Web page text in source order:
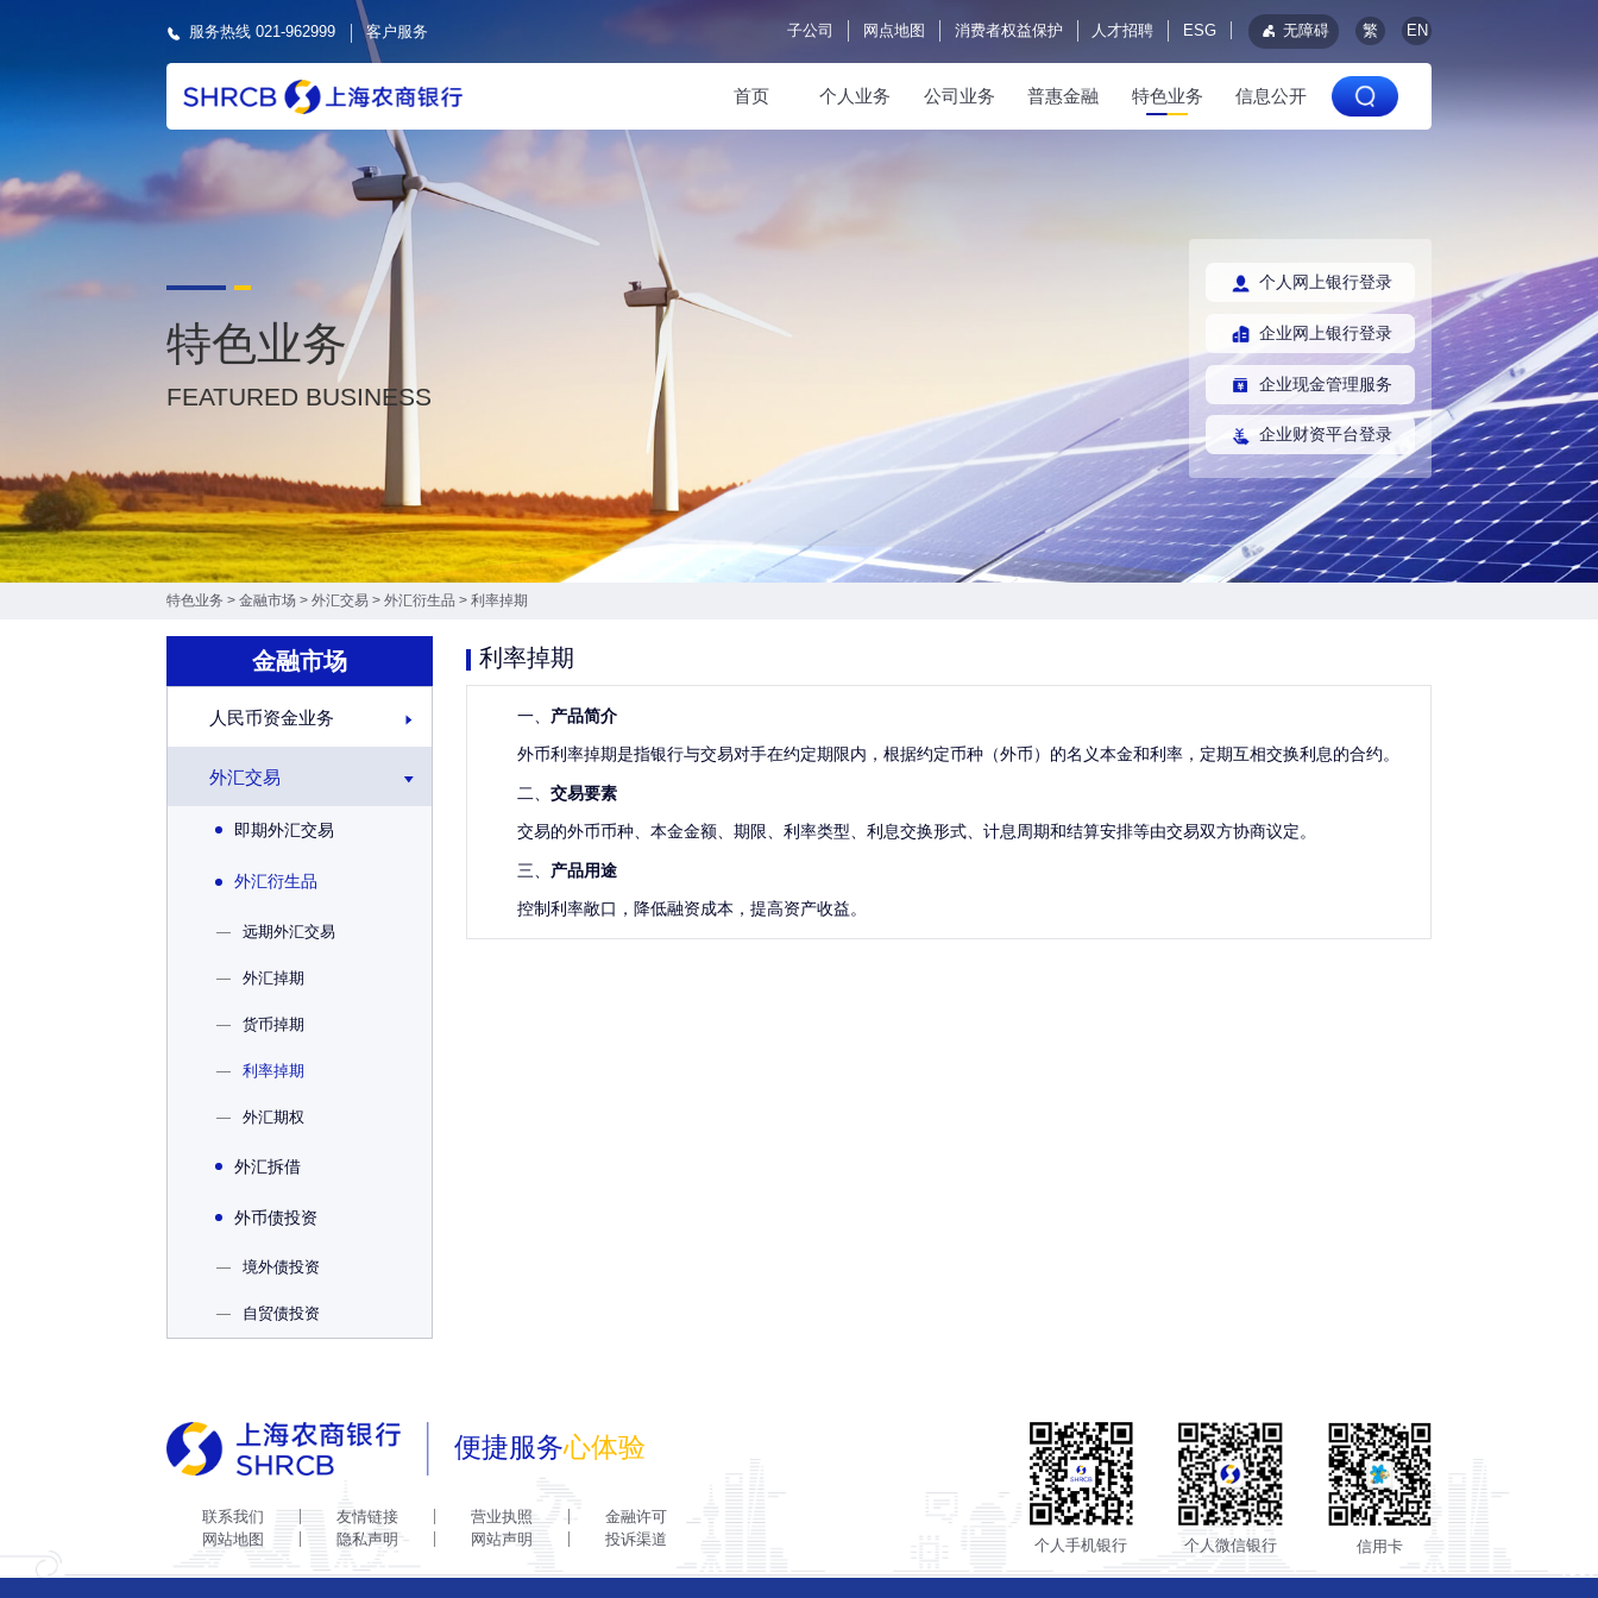
服务热线 021-962999 客户服务 子公司 网点地图 消费者权益保护 人才招聘 ESG 无障碍 繁 EN
个人网上银行登录
企业网上银行登录
企业现金管理服务
企业财资平台登录
首页 个人业务 公司业务 普惠金融 特色业务 信息公开
特色业务
FEATURED BUSINESS
特色业务 > 金融市场 > 外汇交易 > 外汇衍生品 > 利率掉期
金融市场
人民币资金业务
外汇交易
即期外汇交易
外汇衍生品
— 远期外汇交易
— 外汇掉期
— 货币掉期
— 利率掉期
— 外汇期权
外汇拆借
外币债投资
— 境外债投资
— 自贸债投资
利率掉期
一、 产品简介
外币利率掉期是指银行与交易对手在约定期限内，根据约定币种（外币）的名义本金和利率，定期互相交换利息的合约。
二、 交易要素
交易的外币币种、本金金额、期限、利率类型、利息交换形式、计息周期和结算安排等由交易双方协商议定。
三、 产品用途
控制利率敞口，降低融资成本，提高资产收益。
便捷服务心体验
联系我们 友情链接 营业执照
金融许可
网站地图
隐私声明 网站声明 投诉渠道 个人手机银行 个人微信银行 信用卡